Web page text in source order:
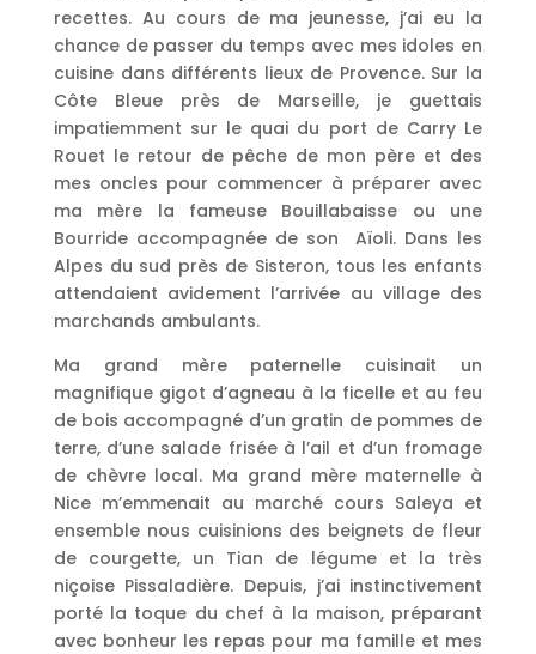
recettes. Au cours de ma jeunesse, j’ai eu la
chance de passer du temps avec mes idoles en
cuisine dans différents lieux de Provence. Sur la
Côte Bleue près de Marseille, je guettais
impatiemment sur le quai du port de Carry Le
Rouet le retour de pêche de mon père et des
mes oncles pour commencer à préparer avec
ma mère la fameuse Bouillabaisse ou une
Bourride accompagnée de son Aïoli. Dans les
Alpes du sud près de Sisteron, tous les enfants
attendaient avidement l’arrivée au village des
marchands ambulants.
Ma grand mère paternelle cuisinait un
magnifique gigot d’agneau à la ficelle et au feu
de bois accompagné d’un gratin de pommes de
terre, d’une salade frisée à l’ail et d’un fromage
de chèvre local. Ma grand mère maternelle à
Nice m’emmenait au marché cours Saleya et
ensemble nous cuisinions des beignets de fleur
de courgette, un Tian de légume et la très
niçoise Pissaladière. Depuis, j’ai instinctivement
porté la toque du chef à la maison, préparant
avec bonheur les repas pour ma famille et mes